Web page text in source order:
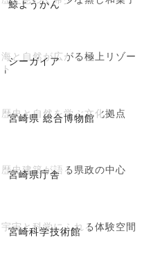
鯨ようかん
シーガイア
海と自然が広がる極上リゾー
ト
宮崎県 総合博物館
歴史と自然を学ぶ文化拠点
宮崎県庁舎
歴史建築が語る県政の中心
宮崎科学技術館
宇宙と科学にふれる体験空間